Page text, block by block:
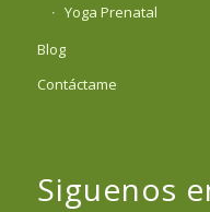
Yoga Prenatal
Blog
Contáctame
Siguenos